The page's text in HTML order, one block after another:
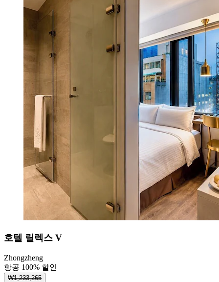
호텔 릴렉스 V
Zhongzheng
항공 100% 할인
₩1,233,265